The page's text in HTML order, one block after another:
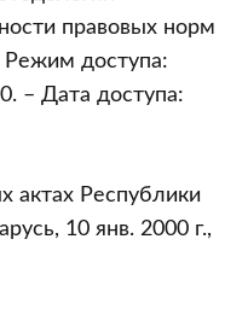
правовых норм
Режим доступа:
– Дата доступа:
актах Республики
10 янв. 2000 г.,